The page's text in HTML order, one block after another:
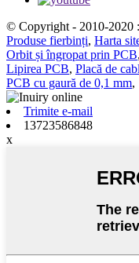
© Copyright - 2010-2020
Produse fierbinți, Harta
Orbit și îngropat prin PCB,
Lipirea PCB, Placă de
PCB cu gaură de 0,1 mm,
Trimite e-mail
13723586848
x